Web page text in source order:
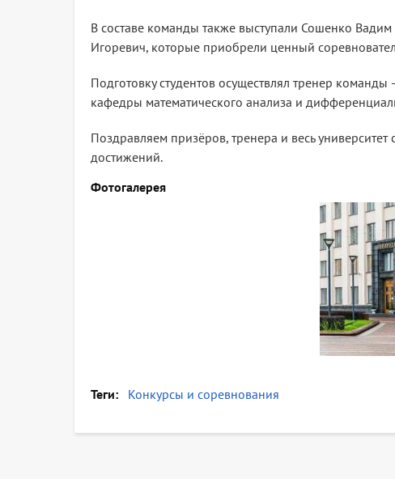
В составе команды также выступали Сошенко
Игоревич, которые приобрели ценный
Подготовку студентов осуществлял тренер
кафедры математического анализа и
Поздравляем призёров, тренера и весь
достижений.
Фотогалерея
Теги Конкурсы и соревнования